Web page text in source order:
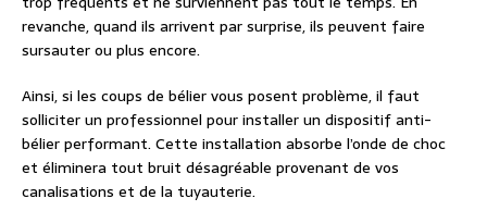
revanche, quand ils arrivent par surprise, ils peuvent faire
sursauter ou plus encore.
Ainsi, si les coups de bélier vous posent problème, il faut
solliciter un professionnel pour installer un dispositif anti-
bélier performant. Cette installation absorbe l’onde de choc
et éliminera tout bruit désagréable provenant de vos
canalisations et de la tuyauterie.